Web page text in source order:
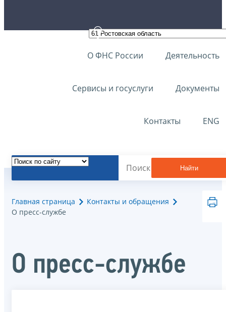
О ФНС России Деятельность
Сервисы и госуслуги Документы
Контакты ENG
Найти
Главная страница
Контакты и обращения
О пресс-службе
О пресс-службе